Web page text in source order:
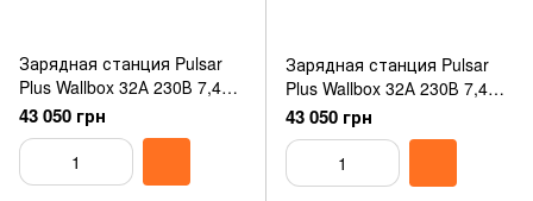
Зарядная станция Pulsar
Plus Wallbox 32А 230В 7,4
кВт белая с разъемом Тype
2 с кабелем 5м PLP1-0-2-2-
43 050 грн
Зарядная станция Pulsar
Plus Wallbox 32А 230В 7,4
кВт черная с разъемом
Тype 2 с кабелем 5м PLP1-
0-2-2-9-002
43 050 грн